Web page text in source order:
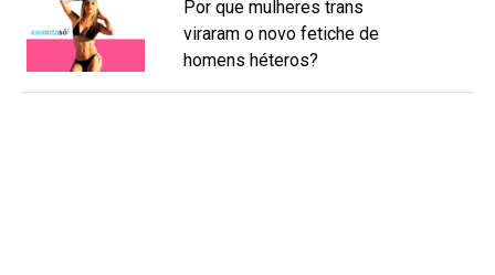
Por que mulheres trans
viraram o novo fetiche de
homens héteros?